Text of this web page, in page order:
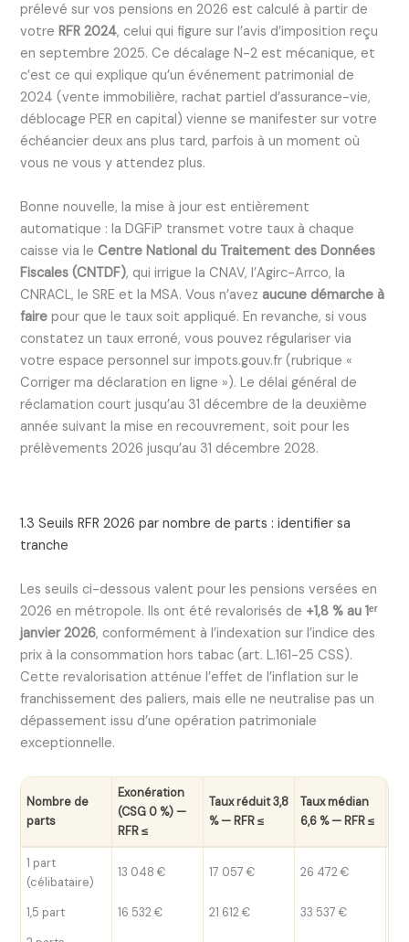
prélevé sur vos pensions en 2026 est calculé à partir de
votreRFR 2024, celui qui figure sur l’avis d’imposition reçu
en septembre 2025. Ce décalage N-2 est mécanique, et
c’est ce qui explique qu’un événement patrimonial de
2024 (vente immobilière, rachat partiel d’assurance-vie,
déblocage PER en capital) vienne se manifester sur votre
échéancier deux ans plus tard, parfois à un moment où
vous ne vous y attendez plus.
Bonne nouvelle, la mise à jour est entièrement
automatique : la DGFiP transmet votre taux à chaque
caisse via leCentre National du Traitement des Données
Fiscales (CNTDF), qui irrigue la CNAV, l’Agirc-Arrco, la
CNRACL, le SRE et la MSA. Vous n’avez aucune démarche à
faire pour que le taux soit appliqué. En revanche, si vous
constatez un taux erroné, vous pouvez régulariser via
votre espace personnel sur impots.gouv.fr (rubrique «
Corriger ma déclaration en ligne »). Le délai général de
réclamation court jusqu’au 31 décembre de la deuxième
année suivant la mise en recouvrement, soit pour les
prélèvements 2026 jusqu’au 31 décembre 2028.
1.3 Seuils RFR 2026 par nombre de parts : identifier sa
tranche
Les seuils ci-dessous valent pour les pensions versées en
2026 en métropole. Ils ont été revalorisés de +1,8 % au 1ᵉʳ
janvier 2026, conformément à l’indexation sur l’indice des
prix à la consommation hors tabac (art. L.161-25 CSS).
Cette revalorisation atténue l’effet de l’inflation sur le
franchissement des paliers, mais elle ne neutralise pas un
dépassement issu d’une opération patrimoniale
exceptionnelle.
Nombre de
parts
Exonération
(CSG 0 %) —
RFR ≤
Taux réduit 3,8
% — RFR ≤
Taux médian
6,6 % — RFR ≤
1 part
(célibataire)
13 048 € 17 057 € 26 472 €
1,5 part 16 532 € 21 612 € 33 537 €